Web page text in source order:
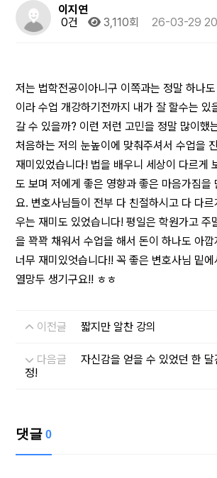
이지연
0건
3,110회 26-03-29
저는 법학전공이아니구 이쪽과는 정말 하나
이라 수업 개강하기전까지 내가 잘 할수는 있
갈 수 있을까? 이런 저런 고민을 정말 많이했
처음하는 저의 눈높이에 맞춰주셔서 수업을
재미있었습니다! 법을 배우니 세상이 다르게
도 보며 저에게 좋은 영향과 좋은 마음가짐을
요. 변호사님들이 전부 다 친절하시고 다 다
우는 재미도 있었습니다! 평일은 학원가고 주
을 꽉꽉 채워서 수업을 해서 돈이 하나도 아
너무 재미있엇습니다!! 꼭 좋은 변호사님 밑
열망두 생기구요!! ㅎㅎ
이전글 짧지만 알찬 강의
다음글
자신감을 얻을 수 있었던 한
정!
댓글 0